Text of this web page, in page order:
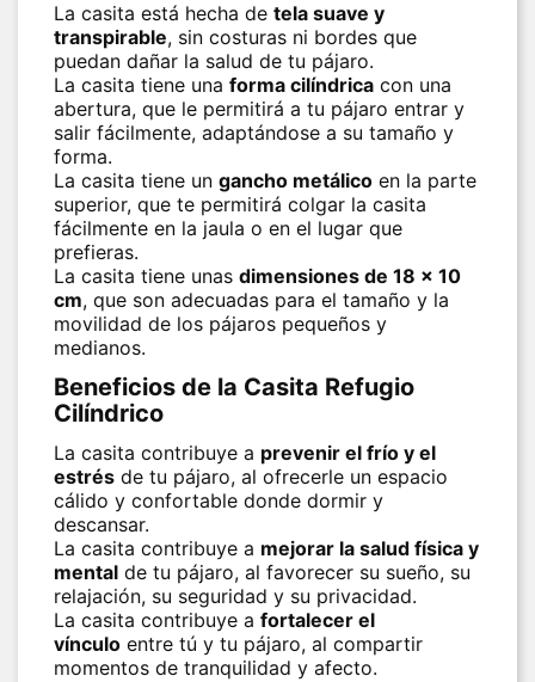
La casita está hecha de tela suave y
transpirable, sin costuras ni bordes que
puedan dañar la salud de tu pájaro.
La casita tiene una forma cilíndrica con una
abertura, que le permitirá a tu pájaro entrar y
salir fácilmente, adaptándose a su tamaño y
forma.
La casita tiene un gancho metálico en la parte
superior, que te permitirá colgar la casita
fácilmente en la jaula o en el lugar que
prefieras.
La casita tiene unas dimensiones de 18 x 10
cm, que son adecuadas para el tamaño y la
movilidad de los pájaros pequeños y
medianos.
Beneficios de la Casita Refugio
Cilíndrico
La casita contribuye a prevenir el frío y el
estrés de tu pájaro, al ofrecerle un espacio
cálido y confortable donde dormir y
descansar.
La casita contribuye a mejorar la salud física y
mental de tu pájaro, al favorecer su sueño, su
relajación, su seguridad y su privacidad.
La casita contribuye a fortalecer el
vínculo entre tú y tu pájaro, al compartir
momentos de tranquilidad y afecto.